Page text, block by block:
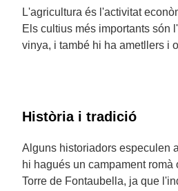
L'agricultura és l'activitat
Els cultius més importants són
vinya, i també hi ha ametllers i
Història i tradició
Alguns historiadors especulen
hi hagués un campament romà
Torre de Fontaubella, ja que